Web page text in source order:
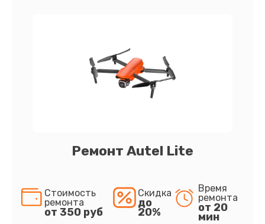
Ремонт Autel Lite
Стоимость
ремонта
от 350 руб
Скидка
до
20%
Время
ремонта
от 20
мин